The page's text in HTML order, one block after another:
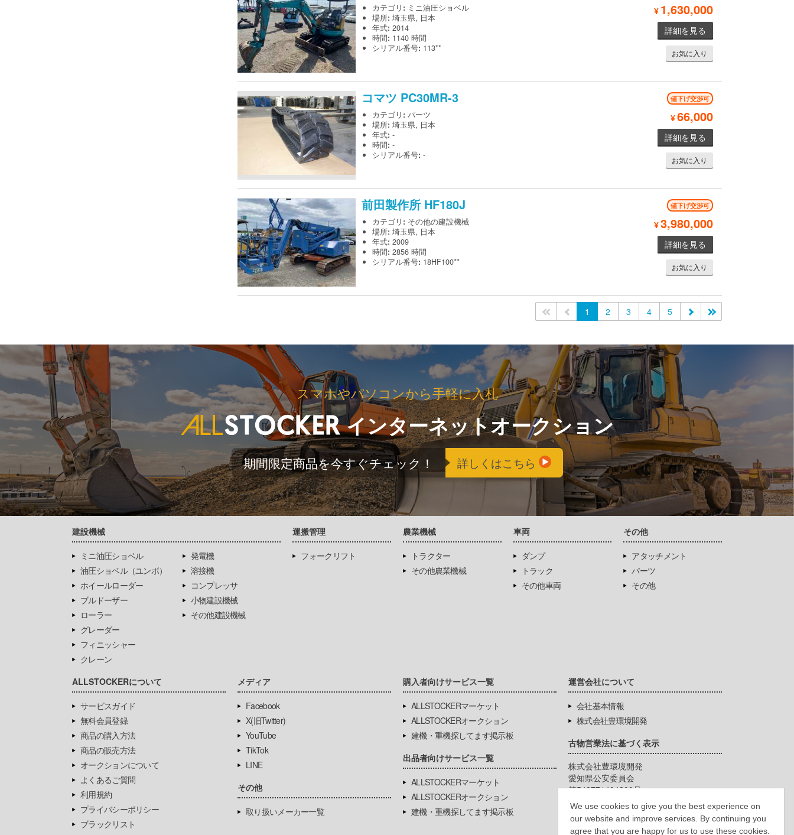
We use cookies to give you the best experience on
our website and improve services. By continuing you
agree that you are happy for us to use these cookies.
カテゴリ : ミニ油圧ショベル
場所: 埼玉県, 日本
年式: 2014
時間: 1140 時間
シリアル番号: 113**
¥ 1,630,000
詳細を見る
お気に入り
コマツ PC30MR-3 値下げ交渉可
カテゴリ : パーツ
場所: 埼玉県, 日本
年式: -
時間: -
シリアル番号: -
¥66,000
詳細を見る
お気に入り
前田製作所 HF180J 値下げ交渉可
カテゴリ : その他の建設機械
場所: 埼玉県, 日本
年式: 2009
時間: 2856 時間
シリアル番号: 18HF100**
¥3,980,000
詳細を見る
お気に入り
<< 1 2 3 4 5
スマホやパソコンから手軽に入札
インターネットオークション
期間限定商品を今すぐチェック！ 詳しくはこちら
建設機械
ミニ油圧ショベル
油圧ショベル（ユンボ）
ホイールローダー
ブルドーザー
ローラー
グレーダー
フィニッシャー
クレーン
発電機
溶接機
コンプレッサ
小物建設機械
その他建設機械
運搬管理
フォークリフト
農業機械
トラクター
その他農業機械
車両
ダンプ
トラック
その他車両
その他
アタッチメント
パーツ
その他
ALLSTOCKERについて
サービスガイド
無料会員登録
商品の購入方法
商品の販売方法
オークションについて
よくあるご質問
利用規約
プライバシーポリシー
ブラックリスト
メディア
Facebook
X(旧Twitter)
YouTube
TikTok
LINE
その他
取り扱いメーカー一覧
購入者向けサービス一覧
ALLSTOCKERマーケット
ALLSTOCKERオークション
建機・重機探してます掲示板
出品者向けサービス一覧
ALLSTOCKERマーケット
ALLSTOCKERオークション
建機・重機探してます掲示板
運営会社について
会社基本情報
株式会社豊環境開発
古物営業法に基づく表示
株式会社豊環境開発
愛知県公安委員会
第542771404200号